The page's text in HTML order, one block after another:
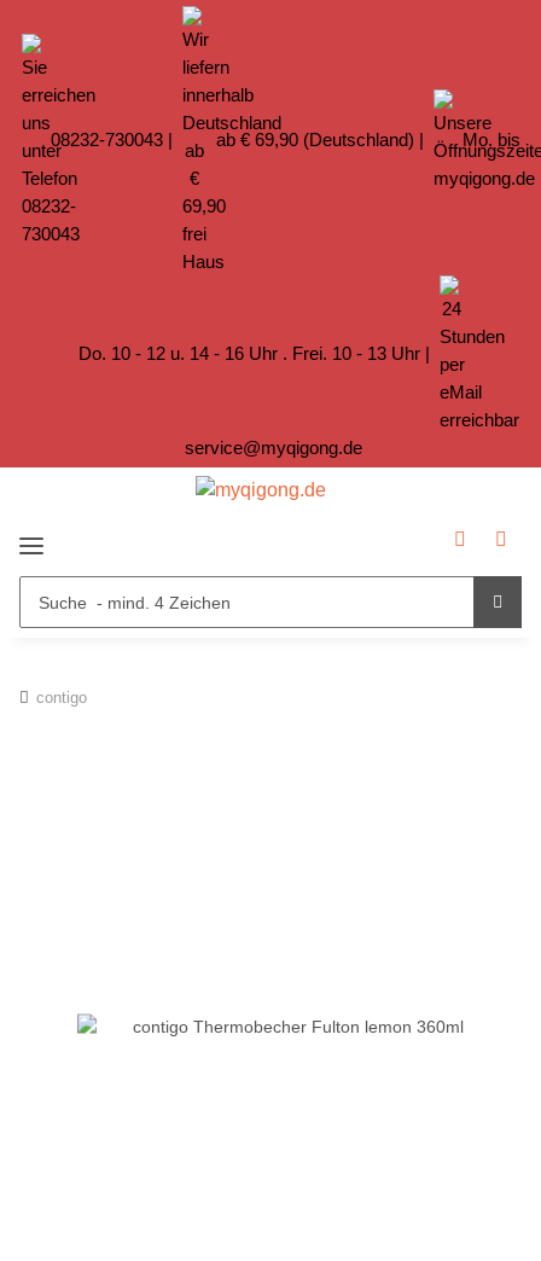
08232-730043| ab € 69,90 (Deutschland) | Mo. bis
Do. 10 - 12 u. 14 - 16 Uhr . Frei. 10 - 13 Uhr |
service@myqigong.de
contigo